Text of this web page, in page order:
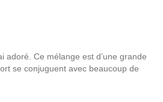
adoré. Ce mélange est d’une grande
se conjuguent avec beaucoup de